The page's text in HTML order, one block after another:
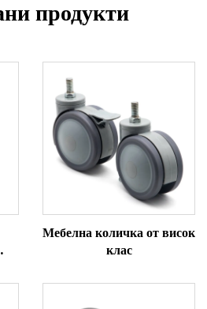
продукти
Мебелна количка от висок
клас